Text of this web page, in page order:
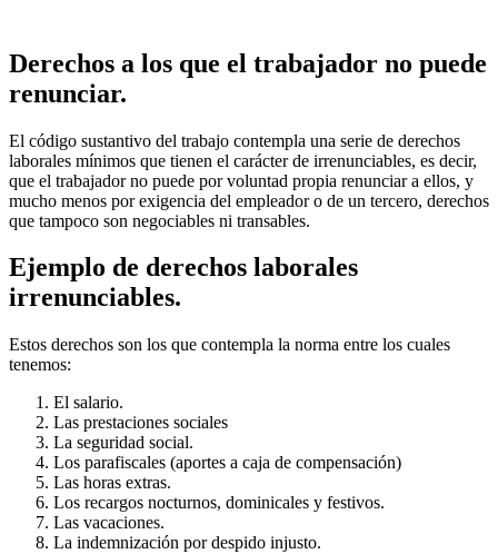
Derechos a los que el trabajador no puede
renunciar.
El código sustantivo del trabajo contempla una serie de derechos
laborales mínimos que tienen el carácter de irrenunciables, es decir,
que el trabajador no puede por voluntad propia renunciar a ellos, y
mucho menos por exigencia del empleador o de un tercero, derechos
que tampoco son negociables ni transables.
Ejemplo de derechos laborales
irrenunciables.
Estos derechos son los que contempla la norma entre los cuales
tenemos:
El salario.
Las prestaciones sociales
La seguridad social.
Los parafiscales (aportes a caja de compensación)
Las horas extras.
Los recargos nocturnos, dominicales y festivos.
Las vacaciones.
La indemnización por despido injusto.